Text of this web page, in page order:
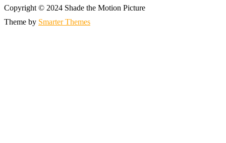
Copyright © 2024 Shade the Motion Picture
Theme by Smarter Themes